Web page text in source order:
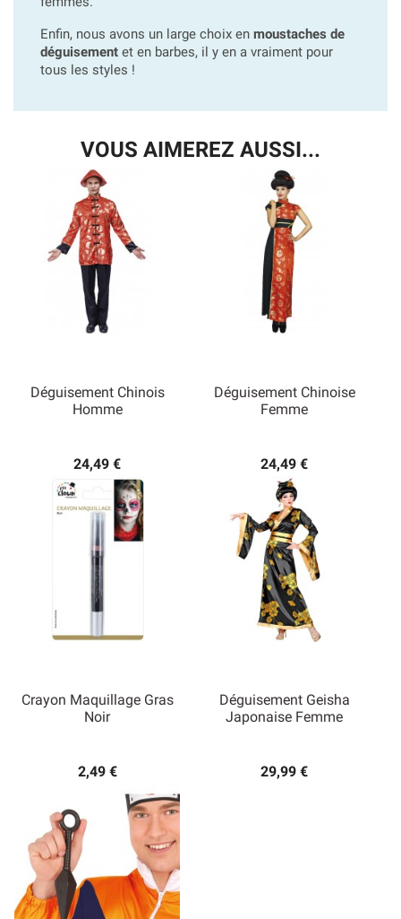
Enfin, nous avons un large choix en moustaches de
déguisement et en barbes, il y en a vraiment pour
tous les styles !
VOUS AIMEREZ AUSSI...
Déguisement Chinois
Homme
24,49 €
Déguisement Chinoise
Femme
24,49 €
Crayon Maquillage Gras
Noir
2,49 €
Déguisement Geisha
Japonaise Femme
29,99 €